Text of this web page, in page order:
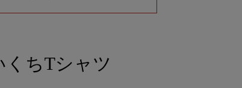
ちTシャツ